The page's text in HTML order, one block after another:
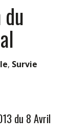
, Survie
du 8 Avril